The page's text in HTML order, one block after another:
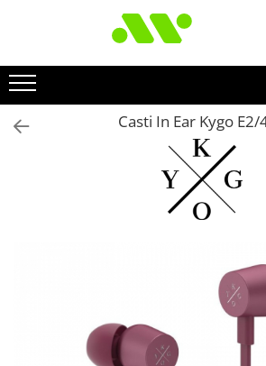
Casti In Ear Kygo E2/